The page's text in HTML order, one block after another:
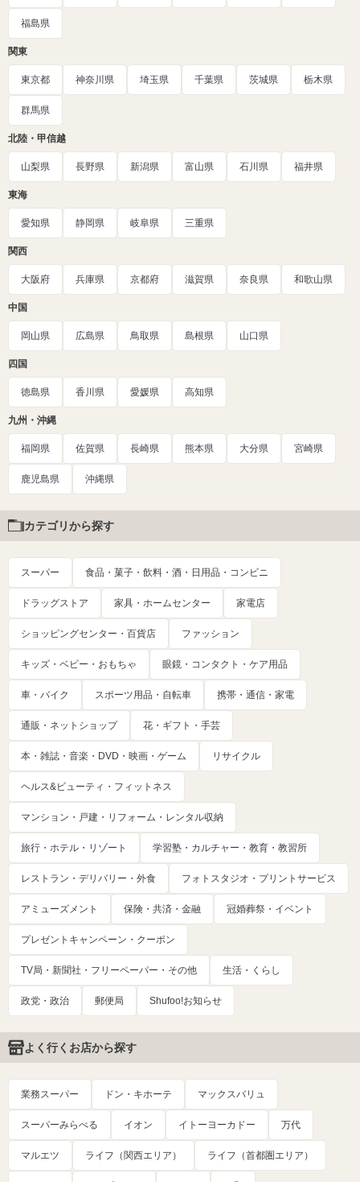
福島県
関東
東京都 神奈川県 埼玉県 千葉県 茨城県 栃木県
群馬県
北陸・甲信越
山梨県 長野県 新潟県 富山県 石川県 福井県
東海
愛知県 静岡県 岐阜県 三重県
関西
大阪府 兵庫県 京都府 滋賀県 奈良県 和歌山県
中国
岡山県 広島県 鳥取県 島根県 山口県
四国
徳島県 香川県 愛媛県 高知県
九州・沖縄
福岡県 佐賀県 長崎県 熊本県 大分県 宮崎県
鹿児島県 沖縄県
カテゴリから探す
スーパー 食品・菓子・飲料・酒・日用品・コンビニ
ドラッグストア 家具・ホームセンター 家電店
ショッピングセンター・百貨店 ファッション
キッズ・ベビー・おもちゃ 眼鏡・コンタクト・ケア用品
車・バイク スポーツ用品・自転車 携帯・通信・家電
通販・ネットショップ 花・ギフト・手芸
本・雑誌・音楽・DVD・映画・ゲーム リサイクル
ヘルス&ビューティ・フィットネス
マンション・戸建・リフォーム・レンタル収納
旅行・ホテル・リゾート 学習塾・カルチャー・教育・教習所
レストラン・デリバリー・外食 フォトスタジオ・プリントサービス
アミューズメント 保険・共済・金融 冠婚葬祭・イベント
プレゼントキャンペーン・クーポン
TV局・新聞社・フリーペーパー・その他 生活・くらし
政党・政治 郵便局 Shufoo!お知らせ
よく行くお店から探す
業務スーパー ドン・キホーテ マックスバリュ
スーパーみらべる イオン イトーヨーカドー 万代
マルエツ ライフ（関西エリア） ライフ（首都圏エリア）